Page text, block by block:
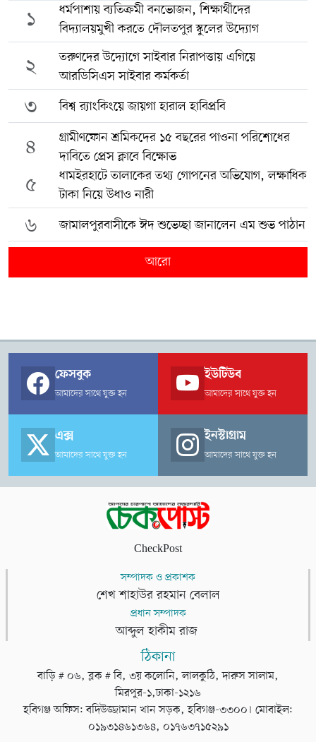
১
ধর্মপাশায় ব্যতিক্রমী বনভোজন, শিক্ষার্থীদের
বিদ্যালয়মুখী করতে দৌলতপুর স্কুলের উদ্যোগ
২
তরুণদের উদ্যোগে সাইবার নিরাপত্তায় এগিয়ে
আরডিসিএস সাইবার কর্মকর্তা
৩ বিশ্ব র‍্যাংকিংয়ে জায়গা হারাল হাবিপ্রবি
৪
গ্রামীণফোন শ্রমিকদের ১৫ বছরের পাওনা পরিশোধের
দাবিতে প্রেস ক্লাবে বিক্ষোভ
৫
ধামইরহাটে তালাকের তথ্য গোপনের অভিযোগ, লক্ষাধিক
টাকা নিয়ে উধাও নারী
৬ জামালপুরবাসীকে ঈদ শুভেচ্ছা জানালেন এম শুভ পাঠান
আরো
ফেসবুক
আমাদের সাথে যুক্ত হন
ইউটিউব
আমাদের সাথে যুক্ত হন
এক্স
আমাদের সাথে যুক্ত হন
ইনস্টাগ্রাম
আমাদের সাথে যুক্ত হন
CheckPost
সম্পাদক ও প্রকাশক
শেখ শাহাউর রহমান বেলাল
প্রধান সম্পাদক
আব্দুল হাকীম রাজ
ঠিকানা
বাড়ি # ০৬, ব্লক # বি, ৩য় কলোনি, লালকুঠি, দারুস সালাম,
মিরপুর-১,ঢাকা-১২১৬
হবিগঞ্জ অফিস: বদিউজ্জামান খান সড়ক, হবিগঞ্জ-৩৩০০। মোবাইল:
০১৯৩১৪৬১৩৬৪, ০১৭৬৩৭১৫২৯১